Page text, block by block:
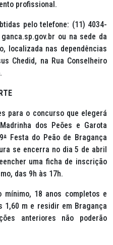
profissional.
pelo telefone: (11) 4034-
ou na sede da
localizada nas dependências
Chedid, na Rua Conselheiro
para o concurso que elegerá
dos Peões e Garota
ª Festa do Peão de Bragança
se encerra no dia 5 de abril
uma ficha de inscrição
das 9h às 17h.
18 anos completos e
1,60 m e residir em Bragança
anteriores não poderão